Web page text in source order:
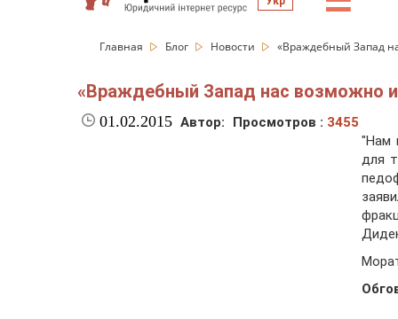
Главная Блог Новости «Враждебный Запад
«Враждебный Запад нас возможно
01.02.2015 Автор: Просмотров : 3455
"Нам
для